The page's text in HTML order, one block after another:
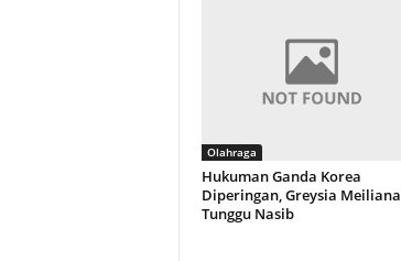
Olahraga
Hukuman Ganda Korea
Diperingan, Greysia Meiliana
Tunggu Nasib